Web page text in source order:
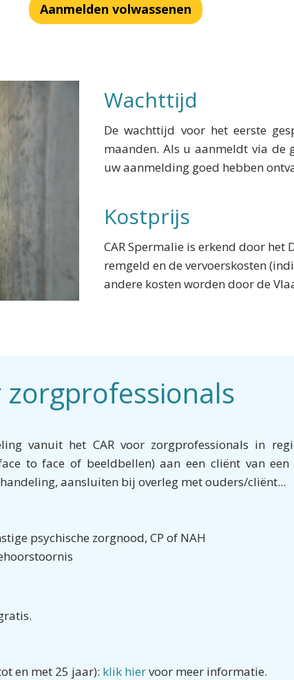
Aanmelden volwassenen
Wachttijd
De wachttijd voor het eerste
maanden. Als u aanmeldt via
uw aanmelding goed hebben
Kostprijs
CAR Spermalie is erkend door het
remgeld en de vervoerskosten
andere kosten worden door de
vanuit het CAR voor zorgprofessionals in
to face of beeldbellen) aan een cliënt van
aansluiten bij overleg met ouders/cliënt...
psychische zorgnood, CP of NAH
en met 25 jaar): klik hiervoor meer informatie.